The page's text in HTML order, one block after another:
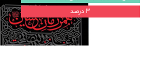
۳ درصد